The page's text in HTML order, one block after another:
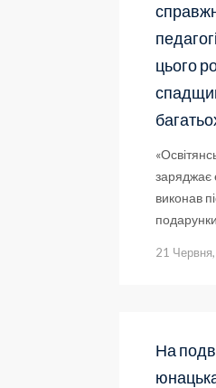
цього
заряджає
виконав
21
На